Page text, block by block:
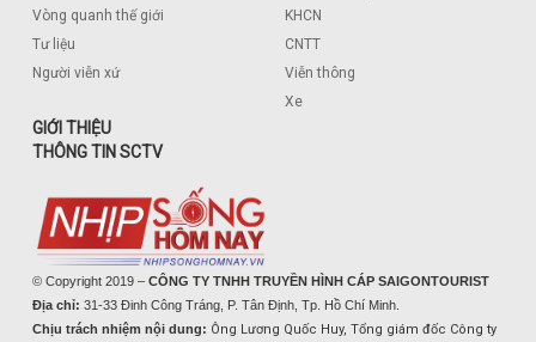
Vòng quanh thế giới
Tư liệu
Người viễn xứ
KHCN
CNTT
Viễn thông
Xe
GIỚI THIỆU
THÔNG TIN SCTV
© Copyright 2019 – CÔNG TY TNHH TRUYỀN HÌNH CÁP SAIGONTOURIST
Địa chỉ: 31-33 Đinh Công Tráng, P. Tân Định, Tp. Hồ Chí Minh.
Chịu trách nhiệm nội dung: Ông Lương Quốc Huy, Tổng giám đốc Công ty